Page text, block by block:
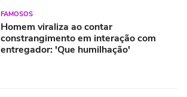
FAMOSOS
Homem viraliza ao contar
constrangimento em interação com
entregador: 'Que humilhação'